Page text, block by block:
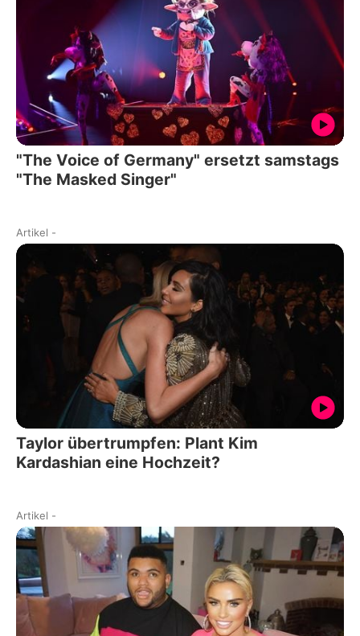
"The Voice of Germany" ersetzt samstags
"The Masked Singer"
Artikel -
Taylor übertrumpfen: Plant Kim
Kardashian eine Hochzeit?
Artikel -